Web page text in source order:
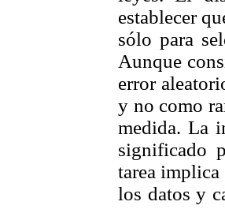
establecer
sólo para
Aunque
error
y no como
medida. La
significado
tarea
los datos y